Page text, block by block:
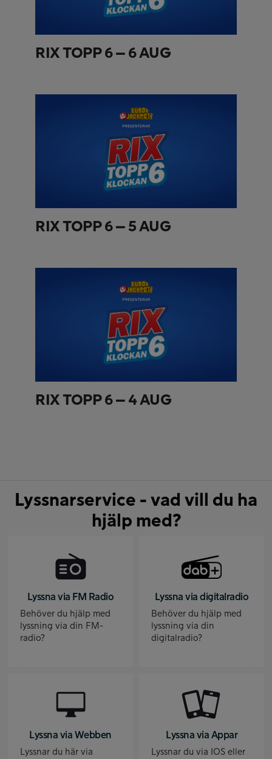
RIX TOPP 6 – 6 AUG
RIX TOPP 6 – 5 AUG
RIX TOPP 6 – 4 AUG
Lyssnarservice - vad vill du ha
hjälp med?
Lyssna via FM Radio
Behöver du hjälp med
lyssning via din FM-
radio?
Lyssna via digitalradio
Behöver du hjälp med
lyssning via din
digitalradio?
Lyssna via Webben
Lyssnar du här via
Lyssna via Appar
Lyssnar du via IOS eller